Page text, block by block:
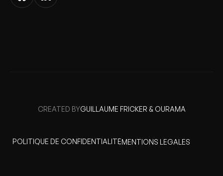
CREATED BYGUILLAUME FRICKER & OURAMA
POLITIQUE DE CONFIDENTIALITÉMENTIONS LEGALES